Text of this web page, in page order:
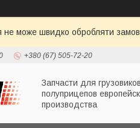
не може швидко обробляти
+380 (67) 505-72-20
Запчасти для
полуприцепов
производства